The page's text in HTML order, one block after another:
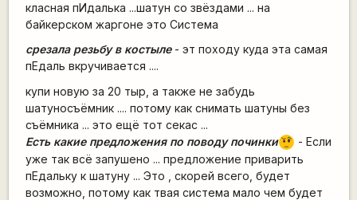
класная пИдалька ...шатун со звёздами ... на
байкерском жаргоне это Система
срезала резьбу в костыле- эт походу куда эта самая
пЕдаль вкручивается ....
купи новую за 20 тыр, а также не забудь
шатуносъёмник .... потому как снимать шатуны без
съёмника ... это ещё тот секас ...
Есть какие предложения по поводу починки
??
?
- Если
уже так всё запушено ... предложение приварить
пЕдальку к шатуну ... Это , скорей всего, будет
возможно, потому как твая система мало чем будет